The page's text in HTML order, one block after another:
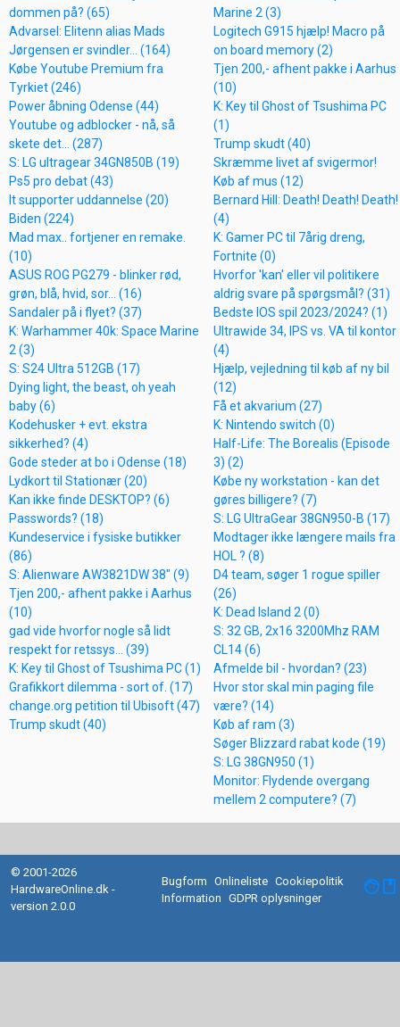
dommen på? (65)
Advarsel: Elitenn alias Mads
Jørgensen er svindler... (164)
Købe Youtube Premium fra
Tyrkiet (246)
Power åbning Odense (44)
Youtube og adblocker - nå, så
skete det... (287)
S: LG ultragear 34GN850B (19)
Ps5 pro debat (43)
It supporter uddannelse (20)
Biden (224)
Mad max.. fortjener en remake.
(10)
ASUS ROG PG279 - blinker rød,
grøn, blå, hvid, sor... (16)
Sandaler på i flyet? (37)
K: Warhammer 40k: Space Marine
2 (3)
S: S24 Ultra 512GB (17)
Dying light, the beast, oh yeah
baby (6)
Kodehusker + evt. ekstra
sikkerhed? (4)
Gode steder at bo i Odense (18)
Lydkort til Stationær (20)
Kan ikke finde DESKTOP? (6)
Passwords? (18)
Kundeservice i fysiske butikker
(86)
S: Alienware AW3821DW 38" (9)
Tjen 200,- afhent pakke i Aarhus
(10)
gad vide hvorfor nogle så lidt
respekt for retssys... (39)
K: Key til Ghost of Tsushima PC (1)
Grafikkort dilemma - sort of. (17)
change.org petition til Ubisoft (47)
Trump skudt (40)
Marine 2 (3)
Logitech G915 hjælp! Macro på
on board memory (2)
Tjen 200,- afhent pakke i Aarhus
(10)
K: Key til Ghost of Tsushima PC
(1)
Trump skudt (40)
Skræmme livet af svigermor!
Køb af mus (12)
Bernard Hill: Death! Death! Death!
(4)
K: Gamer PC til 7årig dreng,
Fortnite (0)
Hvorfor 'kan' eller vil politikere
aldrig svare på spørgsmål? (31)
Bedste IOS spil 2023/2024? (1)
Ultrawide 34, IPS vs. VA til kontor
(4)
Hjælp, vejledning til køb af ny bil
(12)
Få et akvarium (27)
K: Nintendo switch (0)
Half-Life: The Borealis (Episode
3) (2)
Købe ny workstation - kan det
gøres billigere? (7)
S: LG UltraGear 38GN950-B (17)
Modtager ikke længere mails fra
HOL ? (8)
D4 team, søger 1 rogue spiller
(26)
K: Dead Island 2 (0)
S: 32 GB, 2x16 3200Mhz RAM
CL14 (6)
Afmelde bil - hvordan? (23)
Hvor stor skal min paging file
være? (14)
Køb af ram (3)
Søger Blizzard rabat kode (19)
S: LG 38GN950 (1)
Monitor: Flydende overgang
mellem 2 computere? (7)
© 2001-2026
HardwareOnline.dk -
version 2.0.0
Bugform Onlineliste Cookiepolitik
Information
GDPR oplysninger facebook